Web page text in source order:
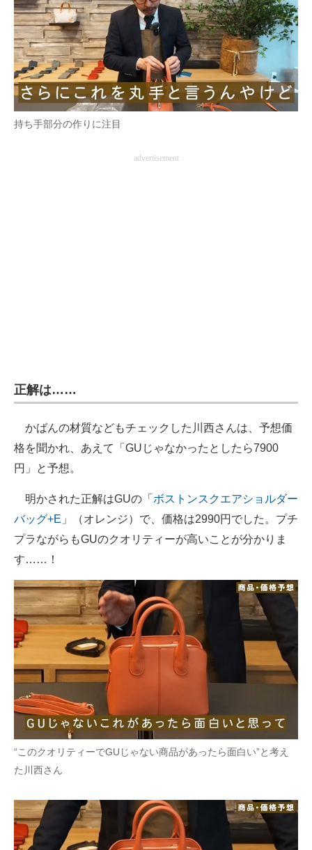
持ち手部分の作りに注目
advertisement
正解は……
かばんの材質などもチェックした川西さんは、予想価
格を聞かれ、あえて「GUじゃなかったとしたら7900
円」と予想。
明かされた正解はGUの「 ボストンスクエアショルダー
バッグ+E 」（オレンジ）で、価格は2990円でした。プチ
プラながらもGUのクオリティーが高いことが分かりま
す……！
“このクオリティーでGUじゃない商品があったら面白い”と考え
た川西さん